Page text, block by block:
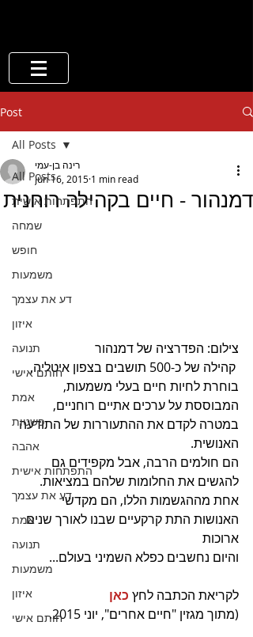
Post
All Posts
התפתחות אישית
שמחה
חופש
משמעות
דע את עצמך
איזון
תנועה
חותם אישי
אמת
פשטות
אהבה
התפתחות אישית
דע את עצמך
אמת
תנועה
משמעות
איזון
חותם אישי
All Posts
דמנהור - חיים בקהילה רוחנית
רינה בן-עמי
Jun 16, 2015 1 min read
צילום: הפדרציה של דמנהור
קהילה של כ-500 תושבים בצפון איטליה,
בוחרת לחיות חיים בעלי משמעות,
המבוססת על ערכים אתיים רוחניים,
במטרה לקדם את ההתעוררות של התודעה
האנושית.
הם חולמים הרבה, אבל מקפידים גם
להגשים את החלומות שלהם במציאות.
אחת מההגשמות הללו, הם מקדשי
האנושות התת קרקעיים שבנו לאורך שנים
ארוכות
והיום נחשבים כפלא השמיני בעולם...
לקריאת הכתבה לחץ כאן
(מתוך מגזין "חיים אחרים", יוני 2015.